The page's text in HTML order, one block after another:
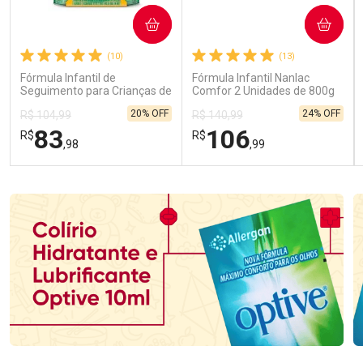
(10)
Fórmula Infantil de
Seguimento para Crianças de
Primeira Infância Nestonutri
2 Unidades de 800g cada
R$ 104,99
R$83,98
20% OFF
COMPRAR
(13)
Fórmula Infantil Nanlac
Comfor 2 Unidades de 800g
R$ 140,99
R$106,99
24% OFF
COMPRAR
Laboratório
Por Menos